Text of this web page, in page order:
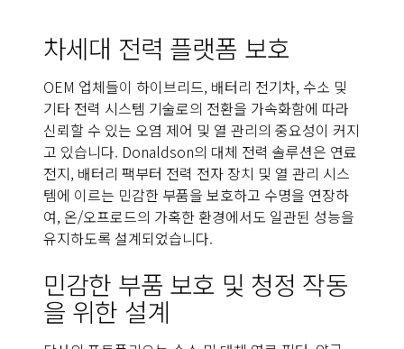
차세대 전력 플랫폼 보호
OEM 업체들이 하이브리드, 배터리 전기차, 수소 및
기타 전력 시스템 기술로의 전환을 가속화함에 따라
신뢰할 수 있는 오염 제어 및 열 관리의 중요성이 커지
고 있습니다. Donaldson의 대체 전력 솔루션은 연료
전지, 배터리 팩부터 전력 전자 장치 및 열 관리 시스
템에 이르는 민감한 부품을 보호하고 수명을 연장하
여, 온/오프로드의 가혹한 환경에서도 일관된 성능을
유지하도록 설계되었습니다.
민감한 부품 보호 및 청정 작동
을 위한 설계